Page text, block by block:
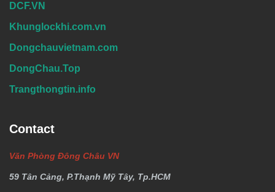
DCF.VN
Khunglockhi.com.vn
Dongchauvietnam.com
DongChau.Top
Trangthongtin.info
Contact
Văn Phòng Đông Châu VN
59 Tân Cảng, P.Thạnh Mỹ Tây, Tp.HCM